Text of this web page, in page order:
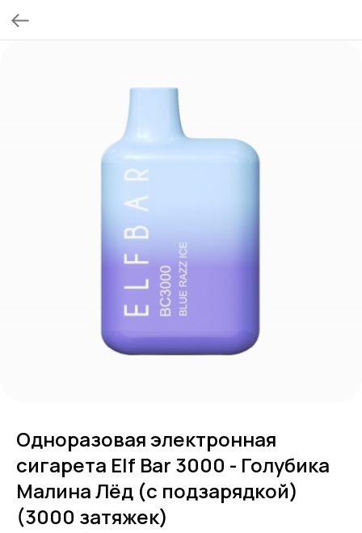
Одноразовая электронная
сигарета Elf Bar 3000 - Голубика
Малина Лёд (с подзарядкой)
(3000 затяжек)